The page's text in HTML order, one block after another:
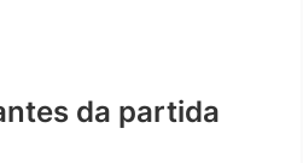
da partida